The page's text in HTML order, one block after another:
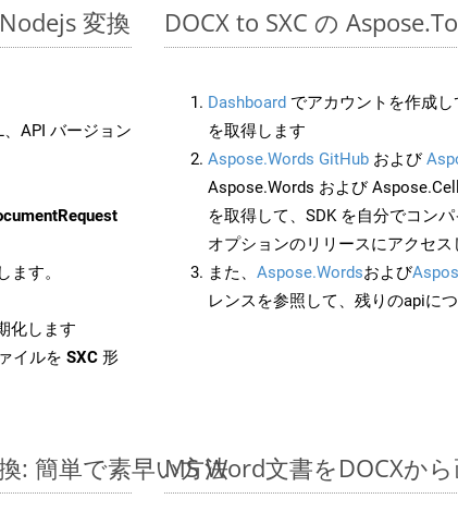
変換
API バージョン
す。
化します
イルを SXC 形
DOCX to SXC の
Dashboard でアカウントを作成
を取得します
Aspose.Words GitHub および
Aspose.Words および
を取得して、SDK を自分でコン
オプションのリリースにアクセス
また、 Aspose.Wordsおよび
レンスを参照して、残りのapiに
: 簡単で素早い方法MS Word文書をDOCXか